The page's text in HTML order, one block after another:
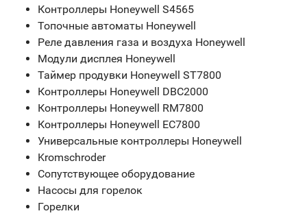
Контроллеры Honeywell S4565
Топочные автоматы Honeywell
Реле давления газа и воздуха Honeywell
Модули дисплея Honeywell
Таймер продувки Honeywell ST7800
Контроллеры Honeywell DBC2000
Контроллеры Honeywell RM7800
Контроллеры Honeywell EC7800
Универсальные контроллеры Honeywell
Kromschroder
Сопутствующее оборудование
Насосы для горелок
Горелки